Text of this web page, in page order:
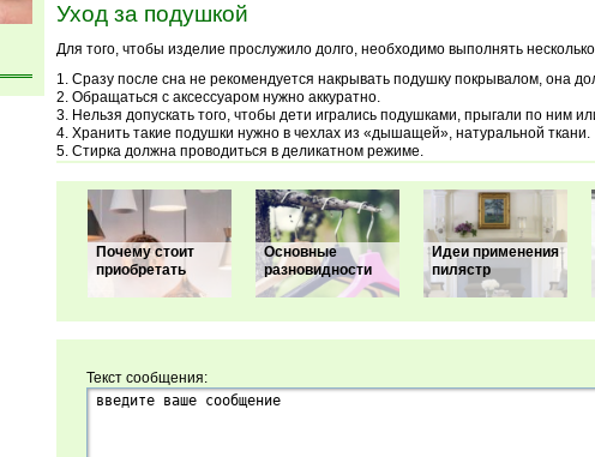
Уход за подушкой
Для того, чтобы изделие прослужило долго, необходимо выполнять
Сразу после сна не рекомендуется накрывать подушку покрывалом, она
Обращаться с аксессуаром нужно аккуратно.
Нельзя допускать того, чтобы дети игрались подушками, прыгали по ним
Хранить такие подушки нужно в чехлах из «дышащей», натуральной ткани.
Стирка должна проводиться в деликатном режиме.
Почему стоит
приобретать
Основные
разновидности
Идеи применения
пилястр
Текст сообщения: